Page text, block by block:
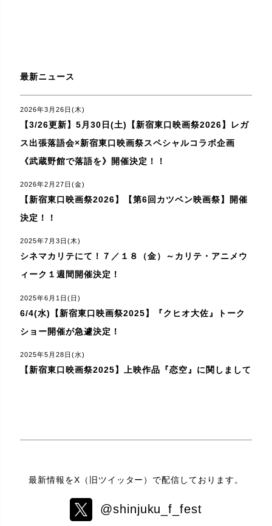
最新ニュース
2026年3月26日(木)
【3/26更新】5月30日(土)【新宿東口映画祭2026】レガ
ス出張落語会×新宿東口映画祭スペシャルコラボ企画
《武蔵野館で落語を》開催決定！！
2026年2月27日(金)
【新宿東口映画祭2026】【第6回カツベン映画祭】開催
決定！！
2025年7月3日(木)
シネマカリテにて！７／１８（金）～カリテ・アニメウ
ィーク１週間開催決定！
2025年6月1日(日)
6/4(水)【新宿東口映画祭2025】『クヒオ大佐』トーク
ショー開催が急遽決定！
2025年5月28日(水)
【新宿東口映画祭2025】上映作品『恋空』に関しまして
最新情報をX（旧ツイッター）で配信しております。
@shinjuku_f_fest